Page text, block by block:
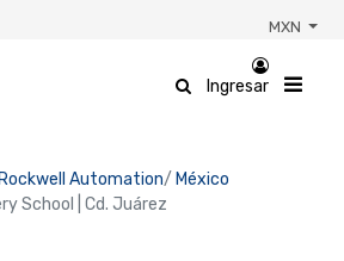
MXN
Ingresar
Rockwell Automation
México
School | Cd. Juárez